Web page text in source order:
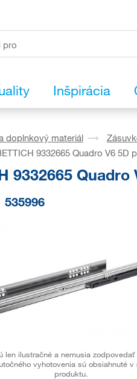
Inšpirácia
doplnkový materiál
9332665 Quadro V6 5D
9332665
535996
len ilustračné a nemusia
vyhotovenia sú obsiahnuté
produktu.